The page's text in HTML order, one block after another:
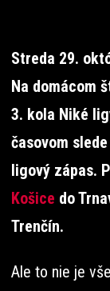
Streda 29.
Na domácom
3. kola Niké
časovom
ligový zápas.
Košice do
Trenčín.
Ale to nie je